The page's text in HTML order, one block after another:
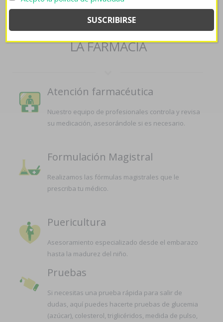
SERVICIOS QUE OFRECEMOS EN
LA FARMACIA
Atención farmacéutica
Nuestro equipo de profesionales controla y revisa
su medicación, asesorándole si es necesario.
Formulación Magistral
Realizamos las fórmulas magistrales que le
prescriba tu médico.
Puericultura
Asesoramiento especializado desde el embarazo
hasta la madurez del niño.
Pruebas
Si necesitas una prueba rápida para salir de
dudas, aquí puedes hacerte pruebas de glucemia
(azúcar), colesterol, triglicéridos, medida de pulso,